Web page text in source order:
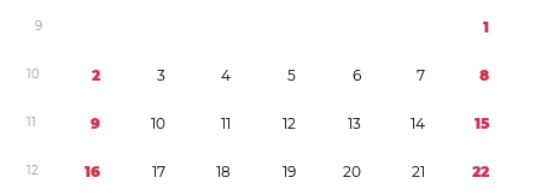
9 1
10 2 3 4 5 6 7 8
11 9 10 11 12 13 14 15
12 16 17 18 19 20 21 22